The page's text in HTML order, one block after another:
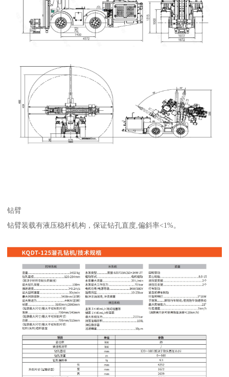
钻臂
钻臂装载有液压稳杆机构，保证钻孔直度,偏斜率<1%。